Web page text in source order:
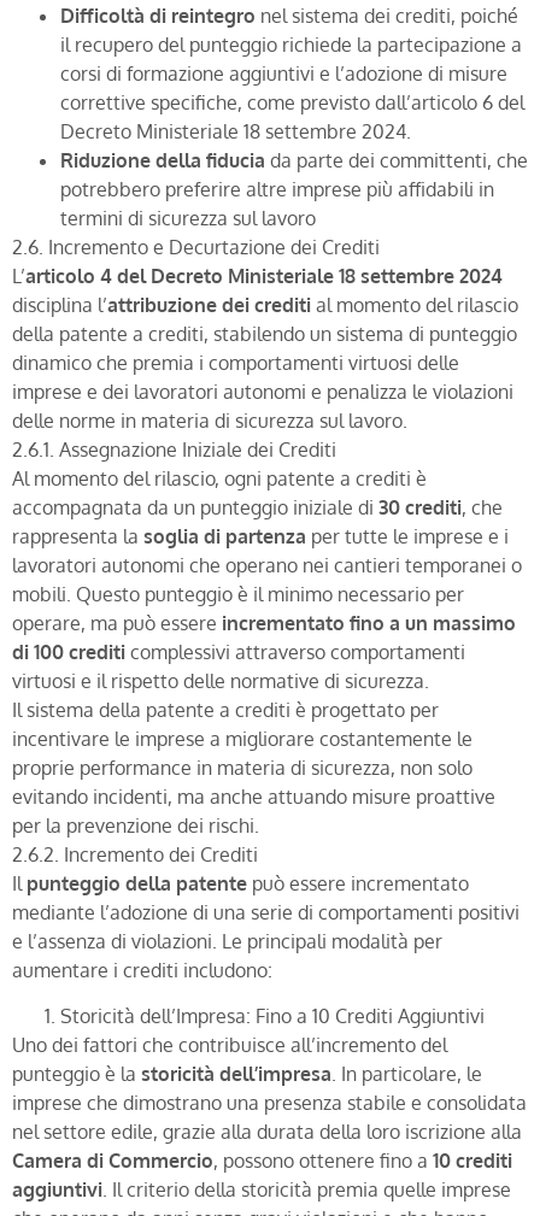
Difficoltà di reintegro nel sistema dei crediti, poiché
il recupero del punteggio richiede la partecipazione a
corsi di formazione aggiuntivi e l’adozione di misure
correttive specifiche, come previsto dall’articolo 6 del
Decreto Ministeriale 18 settembre 2024.
Riduzione della fiducia da parte dei committenti, che
potrebbero preferire altre imprese più affidabili in
termini di sicurezza sul lavoro
2.6. Incremento e Decurtazione dei Crediti
L’articolo 4 del Decreto Ministeriale 18 settembre 2024
disciplina l’attribuzione dei crediti al momento del rilascio
della patente a crediti, stabilendo un sistema di punteggio
dinamico che premia i comportamenti virtuosi delle
imprese e dei lavoratori autonomi e penalizza le violazioni
delle norme in materia di sicurezza sul lavoro.
2.6.1. Assegnazione Iniziale dei Crediti
Al momento del rilascio, ogni patente a crediti è
accompagnata da un punteggio iniziale di 30 crediti, che
rappresenta la soglia di partenza per tutte le imprese e i
lavoratori autonomi che operano nei cantieri temporanei o
mobili. Questo punteggio è il minimo necessario per
operare, ma può essere incrementato fino a un massimo
di 100 crediti complessivi attraverso comportamenti
virtuosi e il rispetto delle normative di sicurezza.
Il sistema della patente a crediti è progettato per
incentivare le imprese a migliorare costantemente le
proprie performance in materia di sicurezza, non solo
evitando incidenti, ma anche attuando misure proattive
per la prevenzione dei rischi.
2.6.2. Incremento dei Crediti
Il punteggio della patente può essere incrementato
mediante l’adozione di una serie di comportamenti positivi
e l’assenza di violazioni. Le principali modalità per
aumentare i crediti includono:
Storicità dell’Impresa: Fino a 10 Crediti Aggiuntivi
Uno dei fattori che contribuisce all’incremento del
punteggio è la storicità dell’impresa. In particolare, le
imprese che dimostrano una presenza stabile e consolidata
nel settore edile, grazie alla durata della loro iscrizione alla
Camera di Commercio, possono ottenere fino a 10 crediti
aggiuntivi. Il criterio della storicità premia quelle imprese